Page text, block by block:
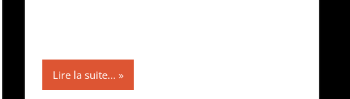
Lire la suite...